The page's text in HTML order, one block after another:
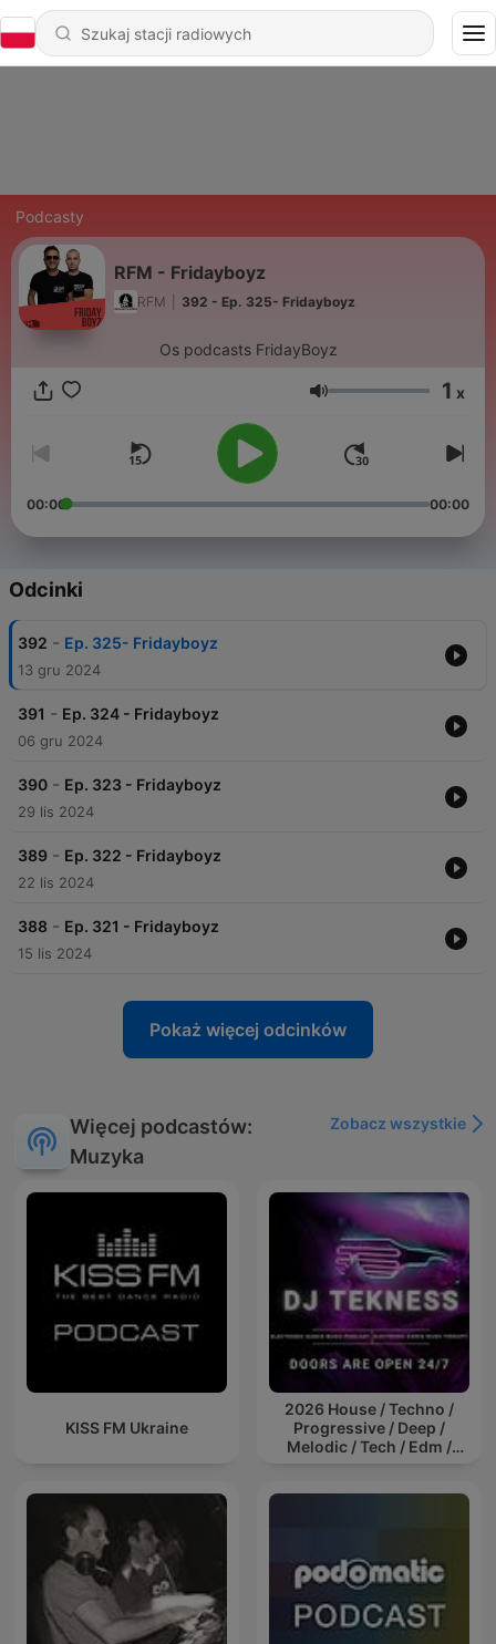
Podcasty
RFM - Fridayboyz
RFM 392 - Ep. 325- Fridayboyz
Os podcasts FridayBoyz
Głośność 1 x
00:00 00:00
Odcinki
392 - Ep. 325- Fridayboyz
13 gru 2024
391 - Ep. 324 - Fridayboyz
06 gru 2024
390 - Ep. 323 - Fridayboyz
29 lis 2024
389 - Ep. 322 - Fridayboyz
22 lis 2024
388 - Ep. 321 - Fridayboyz
15 lis 2024
Pokaż więcej odcinków
Więcej podcastów:
Muzyka
Zobacz wszystkie
KISS FM Ukraine
2026 House / Techno /
Progressive / Deep /
Melodic / Tech / Edm /